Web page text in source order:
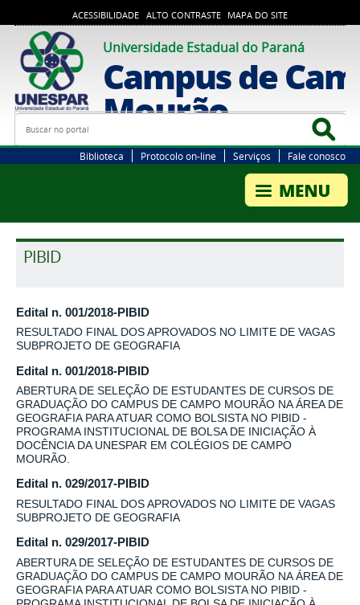
ACESSIBILIDADE ALTO CONTRASTE MAPA DO SITE
Universidade Estadual do Paraná
Campus de
Mourão
Busca
Biblioteca Protocolo on-line Serviços Fale conosco
PIBID
Edital n. 001/2018-PIBID
RESULTADO FINAL DOS APROVADOS NO LIMITE DE VAGAS
SUBPROJETO DE GEOGRAFIA
Edital n. 001/2018-PIBID
ABERTURA DE SELEÇÃO DE ESTUDANTES DE CURSOS DE
GRADUAÇÃO DO CAMPUS DE CAMPO MOURÃO NA ÁREA DE
GEOGRAFIA PARA ATUAR COMO BOLSISTA NO PIBID -
PROGRAMA INSTITUCIONAL DE BOLSA DE INICIAÇÃO À
DOCÊNCIA DA UNESPAR EM COLÉGIOS DE CAMPO
MOURÃO.
Edital n. 029/2017-PIBID
RESULTADO FINAL DOS APROVADOS NO LIMITE DE VAGAS
SUBPROJETO DE GEOGRAFIA
Edital n. 029/2017-PIBID
ABERTURA DE SELEÇÃO DE ESTUDANTES DE CURSOS DE
GRADUAÇÃO DO CAMPUS DE CAMPO MOURÃO NA ÁREA DE
GEOGRAFIA PARA ATUAR COMO BOLSISTA NO PIBID -